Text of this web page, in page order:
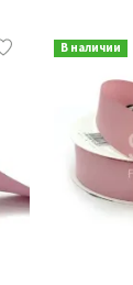
В наличии